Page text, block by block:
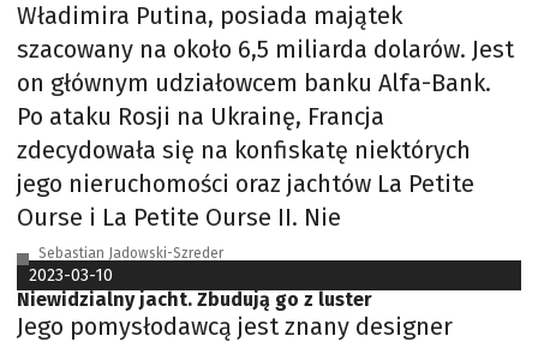
Władimira Putina, posiada majątek
szacowany na około 6,5 miliarda dolarów. Jest
on głównym udziałowcem banku Alfa-Bank.
Po ataku Rosji na Ukrainę, Francja
zdecydowała się na konfiskatę niektórych
jego nieruchomości oraz jachtów La Petite
Ourse i La Petite Ourse II. Nie
Sebastian Jadowski-Szreder
2023-03-10
Niewidzialny jacht. Zbudują go z luster
Jego pomysłodawcą jest znany designer